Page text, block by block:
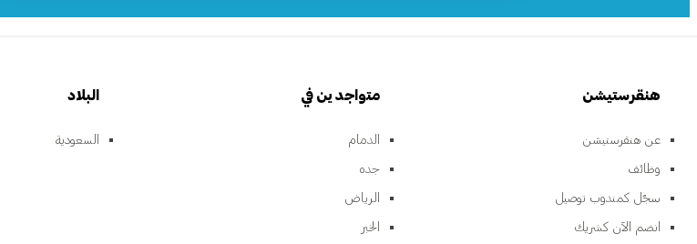
هنقرستيشن
عن هنقرستيشن
وظائف
سجّل كمندوب توصيل
انضم الآن كشريك
متواجدين في
الدمام
جده
الرياض
الخبر
البلاد
السعودية